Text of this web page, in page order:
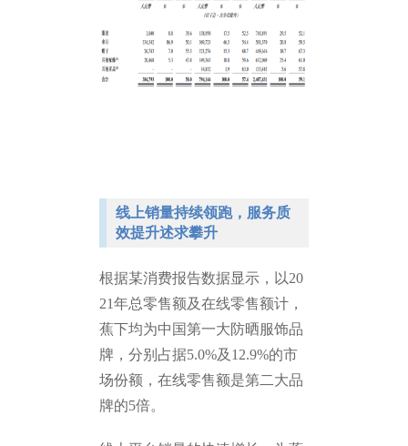
线上销量持续领跑，服务质
效提升述求攀升
根据某消费报告数据显示，以20
21年总零售额及在线零售额计，
蕉下均为中国第一大防晒服饰品
牌，分别占据5.0%及12.9%的市
场份额，在线零售额是第二大品
牌的5倍。